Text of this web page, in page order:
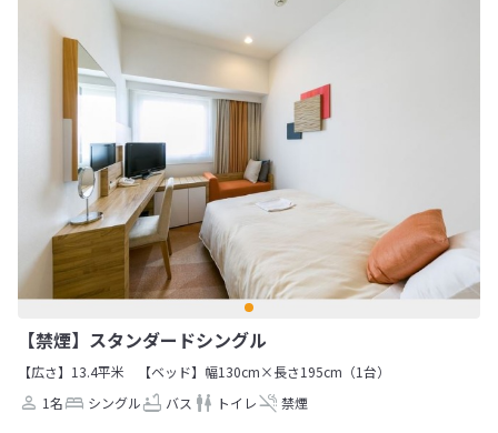
【禁煙】スタンダードシングル
【広さ】13.4平米
【ベッド】幅130cm×長さ195cm（1台）
1名
シングル バス トイレ 禁煙